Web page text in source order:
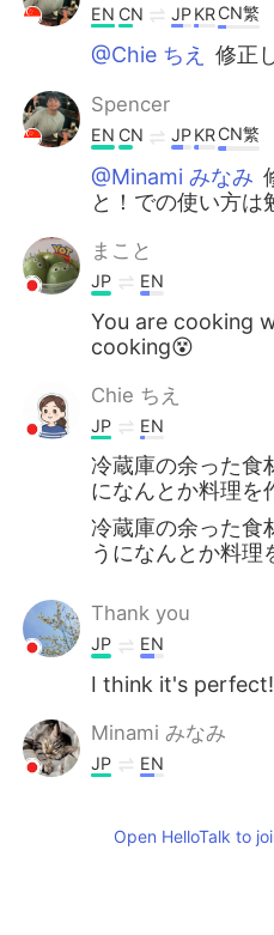
EN CN JPKRCN繁
@Chie ちえ 修正
Spencer
EN CN JPKRCN繁
@Minami みなみ
と！での使い方は
まこと
JP EN
You are cooking
cooking😵
Chie ちえ
JP EN
冷蔵庫の余った食
になんとか料理を
冷蔵庫の余った食
うになんとか料理
Thank you
JP EN
I think it's
Minami みなみ
JP EN
になんとか料理を
Open HelloTalk to